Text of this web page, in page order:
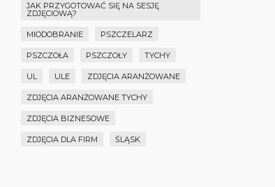
JAK PRZYGOTOWAĆ SIĘ NA SESJĘ
ZDJĘCIOWĄ?
MIODOBRANIE PSZCZELARZ
PSZCZOŁA PSZCZOŁY TYCHY
UL ULE ZDJĘCIA ARANŻOWANE
ZDJĘCIA ARANŻOWANE TYCHY
ZDJĘCIA BIZNESOWE
ZDJĘCIA DLA FIRM ŚLĄSK